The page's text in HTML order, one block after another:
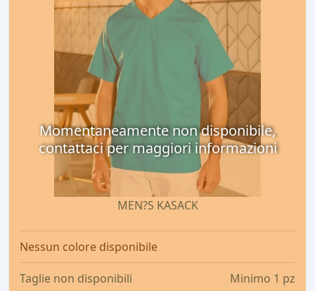
Momentaneamente non disponibile,
contattaci per maggiori informazioni
MEN?S KASACK
Nessun colore disponibile
Taglie non disponibili Minimo 1 pz